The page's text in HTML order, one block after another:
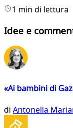
1 min di lettura
Idee e
«Ai bambini di
di Antonella